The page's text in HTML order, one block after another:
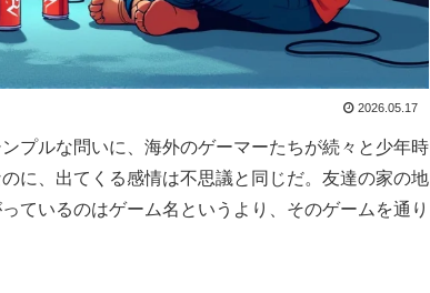
2026.05.17
プルな問いに、海外のゲーマーたちが続々と少年時
に、出てくる感情は不思議と同じだ。友達の家の地
いるのはゲーム名というより、そのゲームを通り